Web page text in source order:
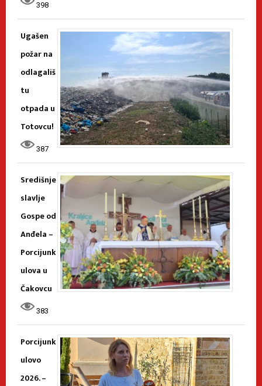
398
Ugašen
požar na
odlagališ
tu
otpada u
Totovcu!
387
Središnje
slavlje
Gospe od
Anđela –
Porcijunk
ulova u
Čakovcu
383
Porcijunk
ulovo
2026. –